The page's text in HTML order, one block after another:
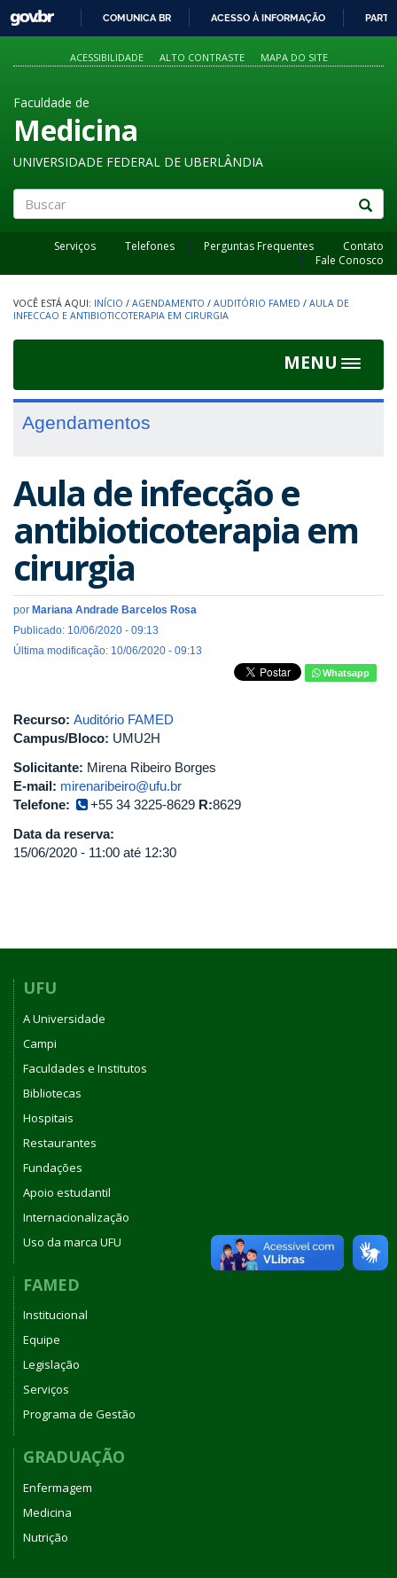
PARA
O
GOVBR
COMUNICA BR ACESSO À INFORMAÇÃO
ACESSIBILIDADE ALTO CONTRASTE MAPA DO SITE
Faculdade de
Medicina
UNIVERSIDADE FEDERAL DE UBERLÂNDIA
Serviços Telefones Perguntas Frequentes
Contato
Fale Conosco
INÍCIO / AGENDAMENTO / AUDITÓRIO FAMED / AULA DE
INFECCAO E ANTIBIOTICOTERAPIA EM CIRURGIA
MENU
Toggle
Agendamentos
Aula de infecção e
antibioticoterapia em
cirurgia
por Mariana Andrade Barcelos Rosa
Publicado: 10/06/2020 - 09:13
Última modificação: 10/06/2020 - 09:13
Whatsapp
Recurso: Auditório FAMED
Campus/Bloco: UMU2H
Solicitante: Mirena Ribeiro Borges
E-mail: mirenaribeiro@ufu.br
Telefone:
+55 34 3225-8629 R:8629
Data da reserva:
15/06/2020 - 11:00 até 12:30
UFU
A Universidade
Campi
Faculdades e Institutos
Bibliotecas
Hospitais
Restaurantes
Fundações
Apoio estudantil
Internacionalização
Uso da marca UFU
FAMED
Institucional
Equipe
Legislação
Serviços
Programa de Gestão
GRADUAÇÃO
Enfermagem
Medicina
Nutrição